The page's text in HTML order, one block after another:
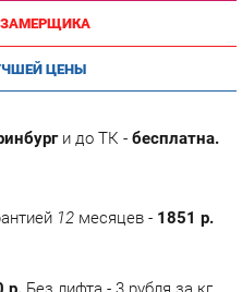
ЦЕНЫ
и до ТК -бесплатна.